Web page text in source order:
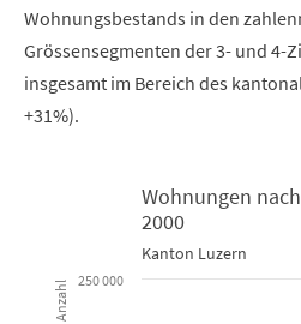
Wohnungsbestands in den
Grössensegmenten der 3- und 4-
insgesamt im Bereich des
+31%).
Wohnungen nach Zimmerzahl seit
Bar chart with 6 data series.
Anzahl
Wohnungen
2000
Kanton Luzern
250 000